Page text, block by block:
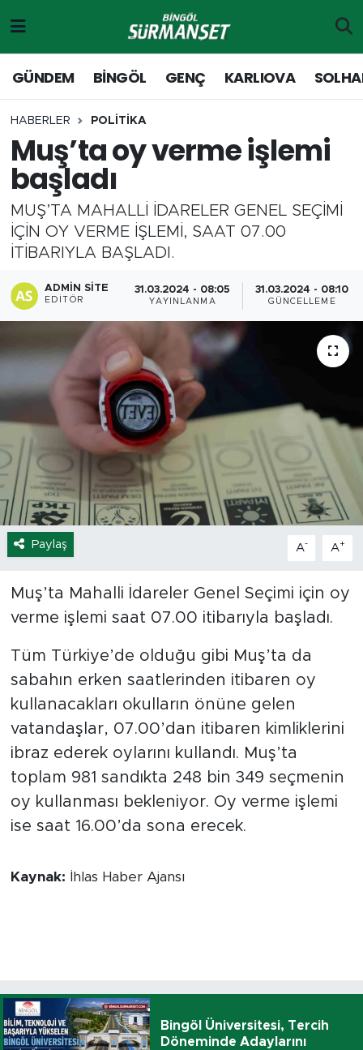
GÜNDEM BİNGÖL GENÇ KARLIOVA
HABERLER POLİTİKA
Muş’ta oy verme işlemi
başladı
MUŞ’TA MAHALLİ İDARELER GENEL SEÇİMİ
İÇİN OY VERME İŞLEMİ, SAAT 07.00
İTİBARIYLA BAŞLADI.
ADMIN SITE
EDITÖR
31.03.2024 - 08:05
YAYINLANMA
31.03.2024 - 08:10
GÜNCELLEME
Paylaş A- A+
Muş’ta Mahalli İdareler Genel Seçimi için oy
verme işlemi saat 07.00 itibarıyla başladı.
Tüm Türkiye’de olduğu gibi Muş’ta da
sabahın erken saatlerinden itibaren oy
kullanacakları okulların önüne gelen
vatandaşlar, 07.00’dan itibaren kimliklerini
ibraz ederek oylarını kullandı. Muş’ta
toplam 981 sandıkta 248 bin 349 seçmenin
oy kullanması bekleniyor. Oy verme işlemi
ise saat 16.00’da sona erecek.
Kaynak: İhlas Haber Ajansı
Bingöl Üniversitesi, Tercih
Döneminde Adaylarını
Genç
Solhan
Karlıova
Adaklı-Kiğı
Siyaset
Spor
Sağlık
Eğitim
Ekonomi
Hava Durumu
Bingöl Kaza Haberleri
Merkez Hava Durumu
Merkez Trafik Yoğunluk Haritası
Süper Lig Puan Durumu ve Fikstür
Tüm Manşetler